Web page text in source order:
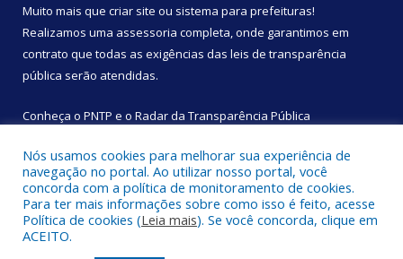
Muito mais que criar site ou sistema para prefeituras!
Realizamos uma assessoria completa, onde garantimos em
contrato que todas as exigências das leis de transparência
pública serão atendidas.
Conheça o PNTP e o Radar da Transparência Pública
Todos os direitos reservados a Câmara Municipal de São
Sebastião da Boa Vista.
Nós usamos cookies para melhorar sua experiência de
navegação no portal. Ao utilizar nosso portal, você
concorda com a política de monitoramento de cookies.
Para ter mais informações sobre como isso é feito, acesse
Política de cookies (Leia mais). Se você concorda, clique em
ACEITO.